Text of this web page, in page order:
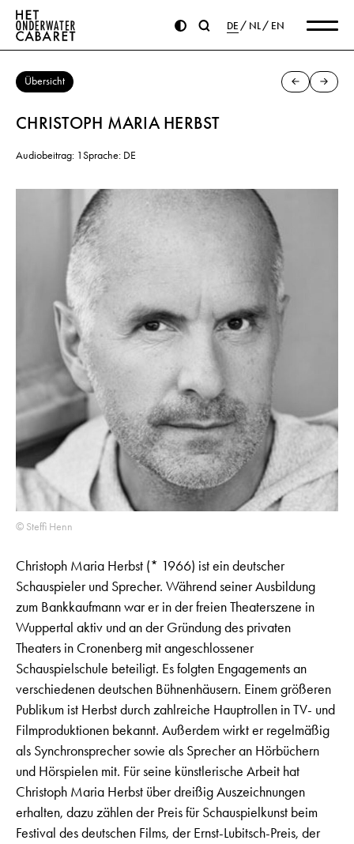
DE NL EN
Übersicht
CHRISTOPH MARIA HERBST
Audiobeitrag: 1Sprache: DE
© Steffi Henn
Christoph Maria Herbst (* 1966) ist ein deutscher
Schauspieler und Sprecher. Während seiner Ausbildung
zum Bankkaufmann war er in der freien Theaterszene in
Wuppertal aktiv und an der Gründung des privaten
Theaters in Cronenberg mit angeschlossener
Schauspielschule beteiligt. Es folgten Engagements an
verschiedenen deutschen Bühnenhäusern. Einem größeren
Publikum ist Herbst durch zahlreiche Hauptrollen in TV- und
Filmproduktionen bekannt. Außerdem wirkt er regelmäßig
als Synchronsprecher sowie als Sprecher an Hörbüchern
und Hörspielen mit. Für seine künstlerische Arbeit hat
Christoph Maria Herbst über dreißig Auszeichnungen
erhalten, dazu zählen der Preis für Schauspielkunst beim
Festival des deutschen Films, der Ernst-Lubitsch-Preis, der